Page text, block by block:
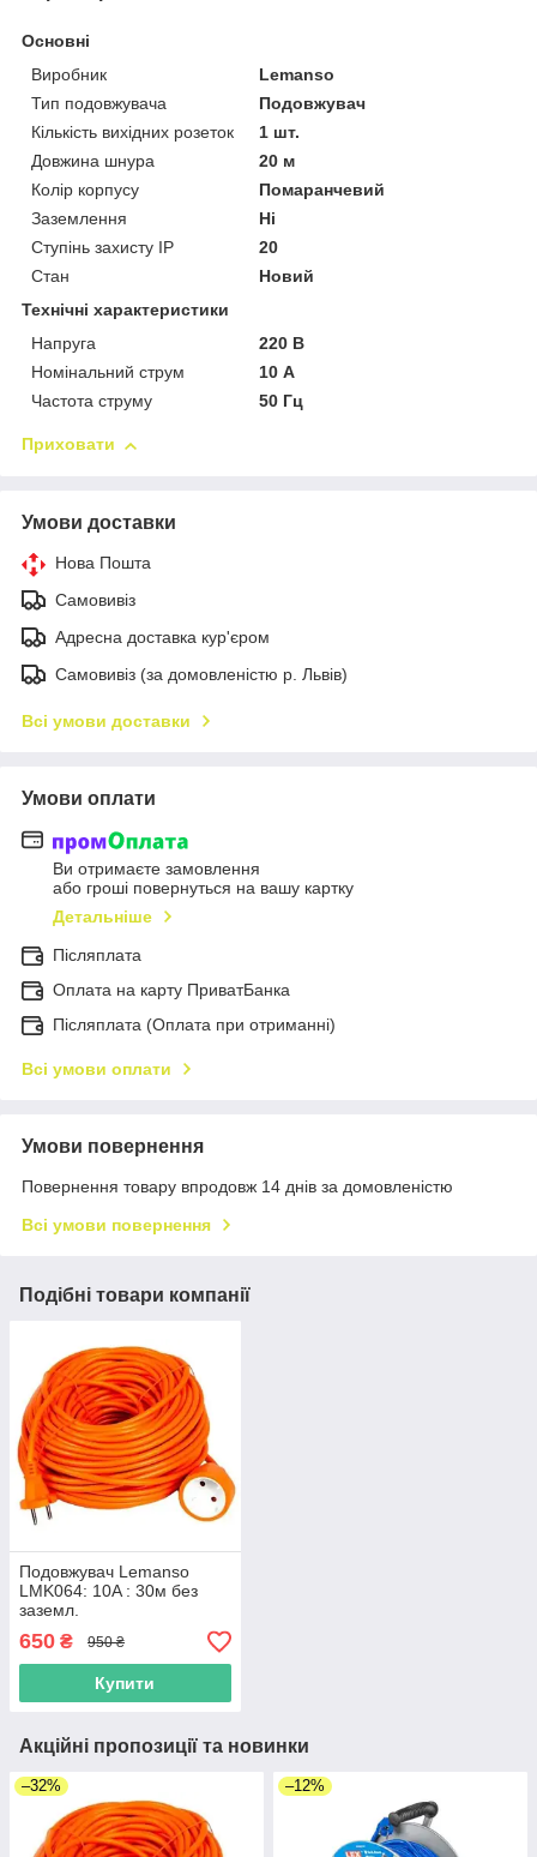
Основні
Виробник
Lemanso
Тип подовжувача
Подовжувач
Кількість вихідних розеток
1 шт.
Довжина шнура
20 м
Колір корпусу
Помаранчевий
Заземлення
Ні
Ступінь захисту IP
20
Стан
Новий
Технічні характеристики
Напруга
220 В
Номінальний струм
10 А
Частота струму
50 Гц
Приховати
Умови доставки
Нова Пошта
Самовивіз
Адресна доставка кур'єром
Самовивіз (за домовленістю р. Львів)
Всі умови доставки
Умови оплати
Ви отримаєте замовлення
або гроші повернуться на вашу картку
Детальніше
Післяплата
Оплата на карту ПриватБанка
Післяплата (Оплата при отриманні)
Всі умови оплати
Умови повернення
Повернення товару впродовж 14 днів за домовленістю
Всі умови повернення
Подібні товари компанії
Подовжувач Lemanso
LMK064: 10A : 30м без
заземл.
650 ₴ 950 ₴
Купити
Акційні пропозиції та новинки
–32% –12%